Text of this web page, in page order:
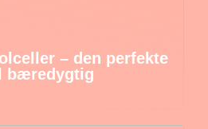
– den perfekte
bæredygtig